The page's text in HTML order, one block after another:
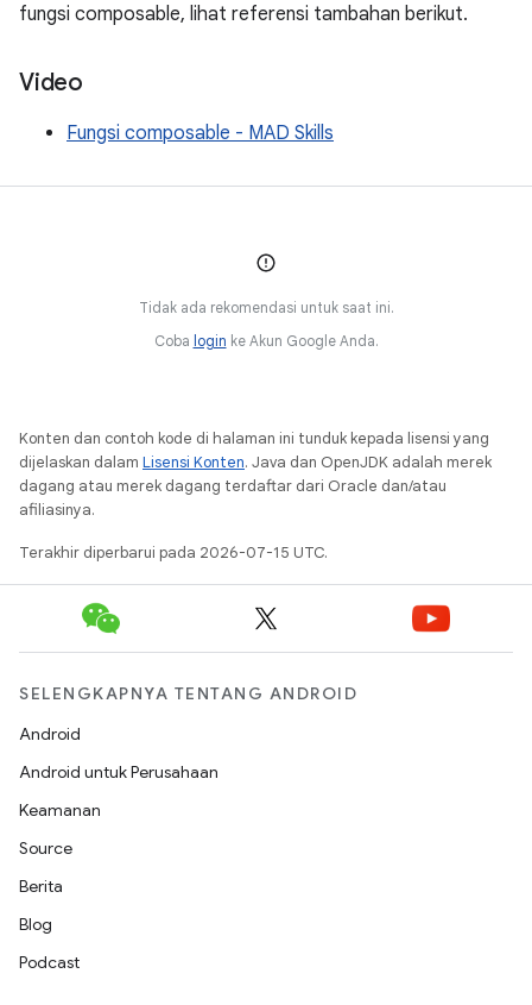
fungsi composable, lihat referensi tambahan berikut.
Video
Fungsi composable - MAD Skills
Tidak ada rekomendasi untuk saat ini.
Coba login ke Akun Google Anda.
Konten dan contoh kode di halaman ini tunduk kepada lisensi yang
dijelaskan dalam Lisensi Konten. Java dan OpenJDK adalah merek
dagang atau merek dagang terdaftar dari Oracle dan/atau
afiliasinya.
Terakhir diperbarui pada 2026-07-15 UTC.
SELENGKAPNYA TENTANG ANDROID
Android
Android untuk Perusahaan
Keamanan
Source
Berita
Blog
Podcast